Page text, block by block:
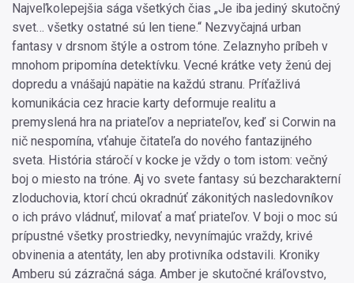
Najveľkolepejšia sága všetkých čias „Je iba jediný skutočný
svet… všetky ostatné sú len tiene.“ Nezvyčajná urban
fantasy v drsnom štýle a ostrom tóne. Zelaznyho príbeh v
mnohom pripomína detektívku. Vecné krátke vety ženú dej
dopredu a vnášajú napätie na každú stranu. Príťažlivá
komunikácia cez hracie karty deformuje realitu a
premyslená hra na priateľov a nepriateľov, keď si Corwin na
nič nespomína, vťahuje čitateľa do nového fantazijného
sveta. História stáročí v kocke je vždy o tom istom: večný
boj o miesto na tróne. Aj vo svete fantasy sú bezcharakterní
zloduchovia, ktorí chcú okradnúť zákonitých nasledovníkov
o ich právo vládnuť, milovať a mať priateľov. V boji o moc sú
prípustné všetky prostriedky, nevynímajúc vraždy, krivé
obvinenia a atentáty, len aby protivníka odstavili. Kroniky
Amberu sú zázračná sága. Amber je skutočné kráľovstvo,